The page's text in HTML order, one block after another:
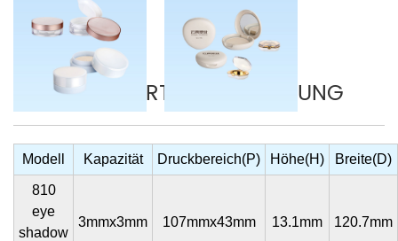
DETAILLIERTE BESCHREIBUNG
Modell Kapazität Druckbereich(P) Höhe(H) Breite(D)
810
eye
shadow
3mmx3mm 107mmx43mm 13.1mm 120.7mm